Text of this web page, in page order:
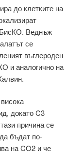
до клетките на
Веднъж
се
въглероден
и аналогично на
докато C3
причина се
бъдат по-
на CO2 и че